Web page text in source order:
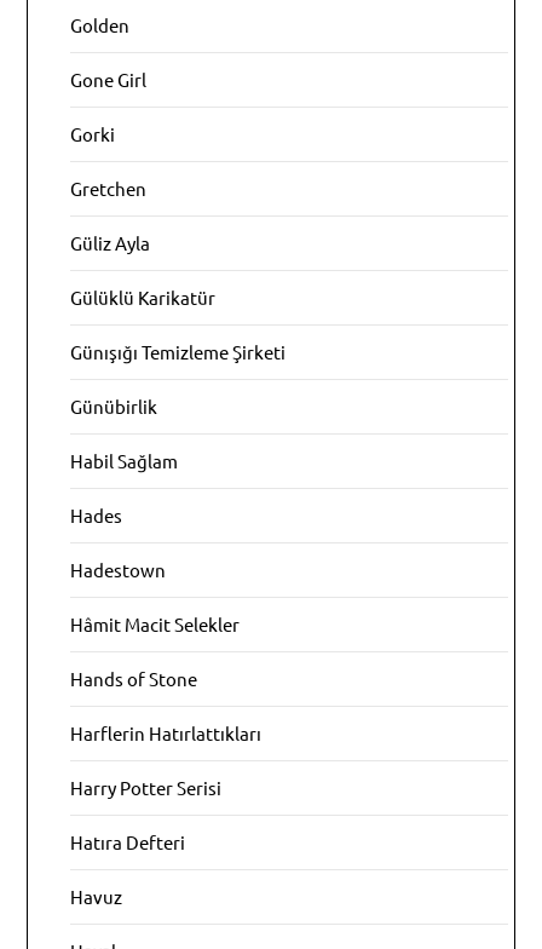
Golden
Gone Girl
Gorki
Gretchen
Güliz Ayla
Gülüklü Karikatür
Günışığı Temizleme Şirketi
Günübirlik
Habil Sağlam
Hades
Hadestown
Hâmit Macit Selekler
Hands of Stone
Harflerin Hatırlattıkları
Harry Potter Serisi
Hatıra Defteri
Havuz